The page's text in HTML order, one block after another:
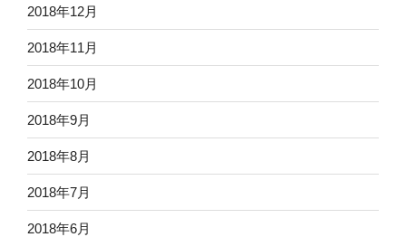
2018年12月
2018年11月
2018年10月
2018年9月
2018年8月
2018年7月
2018年6月